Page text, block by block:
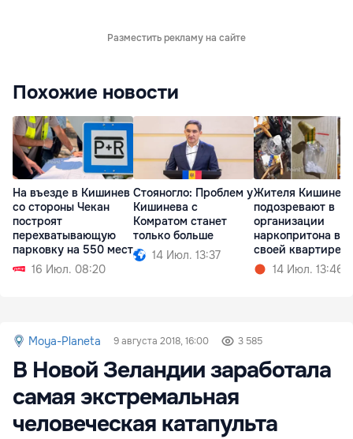
Разместить рекламу на сайте
Похожие новости
На въезде в Кишинев
со стороны Чекан
построят
перехватывающую
парковку на 550 мест
16 Июл. 08:20
Стояногло: Проблем у
Кишинева с
Комратом станет
только больше
14 Июл. 13:37
Жителя Кишинева
подозревают в
организации
наркопритона в
своей квартире
14 Июл. 13:46
Moya-Planeta 9 августа 2018, 16:00 3 585
В Новой Зеландии заработала
самая экстремальная
человеческая катапульта